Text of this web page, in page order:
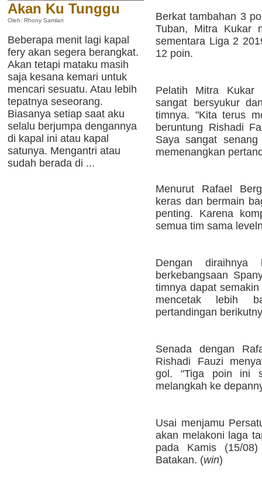
Akan Ku Tunggu
Oleh: Rhony Samlan
Beberapa menit lagi kapal
fery akan segera berangkat.
Akan tetapi mataku masih
saja kesana kemari untuk
mencari sesuatu. Atau lebih
tepatnya seseorang.
Biasanya setiap saat aku
selalu berjumpa dengannya
di kapal ini atau kapal
satunya. Mengantri atau
sudah berada di ...
Berkat tambahan 3
Tuban, Mitra Kukar
sementara Liga 2
12 poin.
Pelatih Mitra Kukar
sangat bersyukur
timnya. "Kita terus
beruntung Rishadi
Saya sangat
memenangkan
Menurut Rafael
keras dan bermain
penting. Karena
semua tim sama
Dengan diraihnya
berkebangsaan
timnya dapat
mencetak lebih
pertandingan
Senada dengan
Rishadi Fauzi
gol. "Tiga poin ini
melangkah ke
Usai menjamu
akan melakoni laga
pada Kamis (15/
Batakan. (win)